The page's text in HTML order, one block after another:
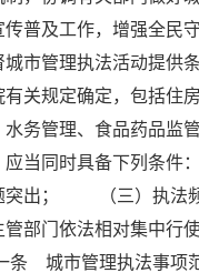
传普及工作，增强全
城市管理执法活动提
关规定确定，包括住
水务管理、食品药品
应当同时具备下列
突出； （三）执
部门依法相对集中行
城市管理执法事项